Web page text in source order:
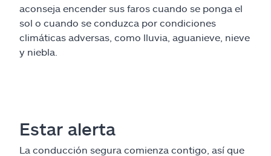
aconseja encender sus faros cuando se ponga el
sol o cuando se conduzca por condiciones
climáticas adversas, como lluvia, aguanieve, nieve
y niebla.
Estar alerta
La conducción segura comienza contigo, así que